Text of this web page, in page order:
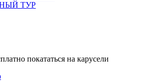
ТУР
покататься на карусели